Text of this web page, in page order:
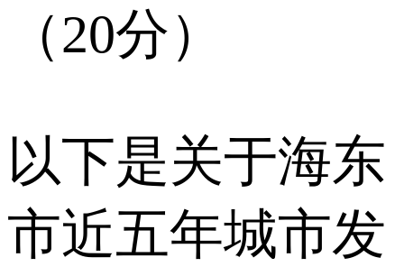
（20分）
以下是关于海东
市近五年城市发